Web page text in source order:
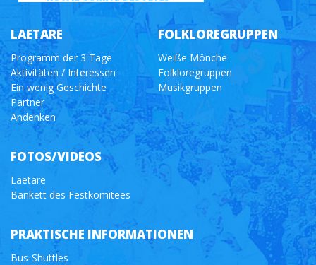
LAETARE
Programm der 3 Tage
Aktivitäten / Interessen
Ein wenig Geschichte
Partner
Andenken
FOLKLOREGRUPPEN
Weiße Mönche
Folkloregruppen
Musikgruppen
FOTOS/VIDEOS
Laetare
Bankett des Festkomitees
PRAKTISCHE INFORMATIONEN
Bus-Shuttles